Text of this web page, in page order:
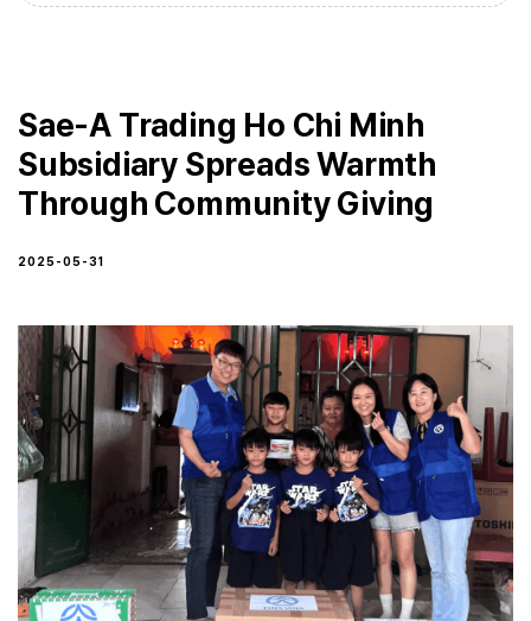
Sae-A Trading Ho Chi Minh
Subsidiary Spreads Warmth
Through Community Giving
2025-05-31